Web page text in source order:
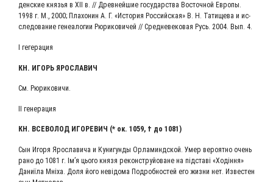
ден­ские кня­зья в XII в. // Древ­ней­шие го­су­дар­ст­ва Вос­точ­ной Ев­ро­пы.
1998 г. М., 2000; Пла­хо­нин А. Г. «Ис­то­рия Рос­сий­ская» В. Н. Та­ти­ще­ва и ис­
сле­до­ва­ние ге­неа­ло­гии Рю­ри­ко­ви­чей // Сред­не­ве­ко­вая Русь. 2004. Вып. 4.
I геге­ра­ция
КН. ИГОРЬ ЯРОСЛАВИЧ
См. Рюри­ко­ви­чи.
II гене­ра­ция
КН. ВСЕ­ВО­ЛОД ИГО­РЕ­ВИЧ (* ок. 1059, † до 1081)
Сын Иго­ря Яро­сла­ви­ча и Куни­гун­ды Орла­миндской. Умер веро­ят­но очень
рано до 1081 г. Ім’я цьо­го кня­зя рекон­струй­о­ване на під­ставі «Ходін­ня»
Даниї­ла Мні­ха. Доля його неві­до­ма Подроб­но­стей его жиз­ни нет. Изве­стен